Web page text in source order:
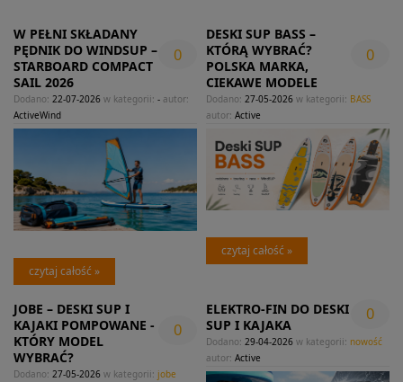
W PEŁNI SKŁADANY
PĘDNIK DO WINDSUP –
STARBOARD COMPACT
SAIL 2026
0
Dodano: 22-07-2026 w kategorii: - autor:
ActiveWind
czytaj całość »
DESKI SUP BASS –
KTÓRĄ WYBRAĆ?
POLSKA MARKA,
CIEKAWE MODELE
0
Dodano: 27-05-2026 w kategorii: BASS
autor: Active
czytaj całość »
JOBE – DESKI SUP I
KAJAKI POMPOWANE -
KTÓRY MODEL
WYBRAĆ?
0
Dodano: 27-05-2026 w kategorii: jobe
ELEKTRO-FIN DO DESKI
SUP I KAJAKA
0
Dodano: 29-04-2026 w kategorii: nowość
autor: Active